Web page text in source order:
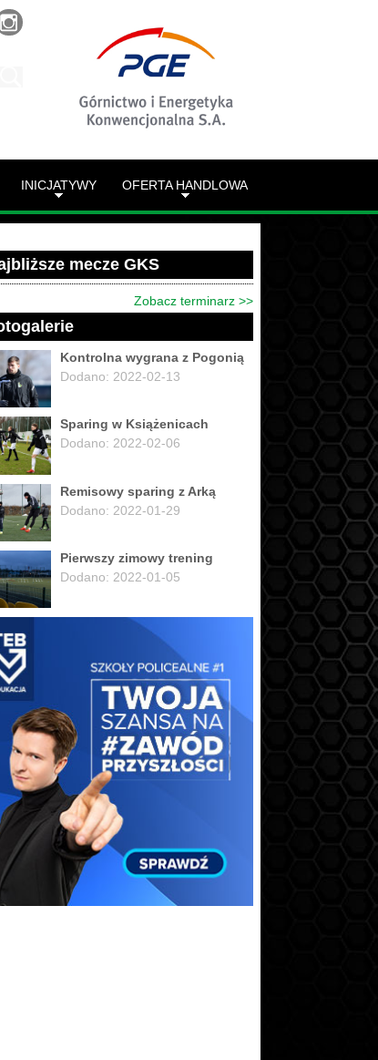
INICJATYWY OFERTA HANDLOWA
mecze GKS
Zobacz terminarz >>
Kontrolna wygrana z Pogonią
Dodano: 2022-02-13
Sparing w Książenicach
Dodano: 2022-02-06
Remisowy sparing z Arką
Dodano: 2022-01-29
Pierwszy zimowy trening
Dodano: 2022-01-05